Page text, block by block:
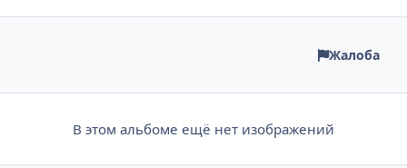
Жалоба
В этом альбоме ещё нет изображений